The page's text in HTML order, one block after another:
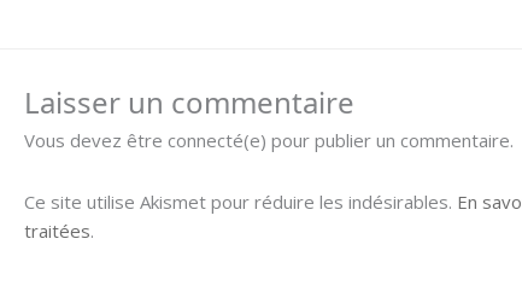
Laisser un commentaire
Vous devez être connecté(e) pour publier un commentaire.
Ce site utilise Akismet pour réduire les indésirables. En
traitées.